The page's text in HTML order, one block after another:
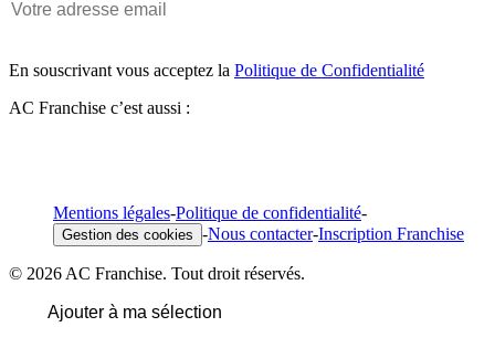
En souscrivant vous acceptez la Politique de Confidentialité
AC Franchise c’est aussi :
Mentions légales-Politique de confidentialité-
Gestion des cookies -Nous contacter-Inscription Franchise
© 2026 AC Franchise. Tout droit réservés.
Ajouter à ma sélection